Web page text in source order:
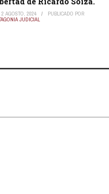
2 AGOSTO, 2024
PUBLICADO POR
JUDICIAL